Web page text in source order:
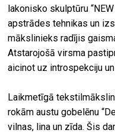
lakonisko skulptūru
apstrādes tehnikas un
mākslinieks radījis
Atstarojošā virsma
aicinot uz introspekciju
Laikmetīgā
rokām austu gobelēnu
vilnas, lina un zīda. Šis